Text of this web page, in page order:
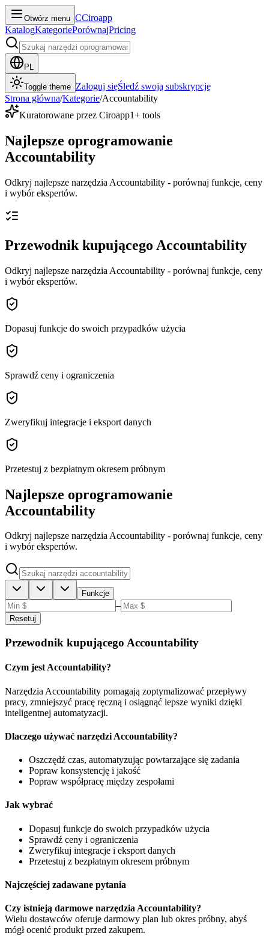
Otwórz menu CCiroapp
KatalogKategoriePorównajPricing
PL
Toggle theme Zaloguj sięŚledź swoją subskrypcję
Strona główna/Kategorie/Accountability
Kuratorowane przez Ciroapp1+ tools
Najlepsze oprogramowanie
Accountability
Odkryj najlepsze narzędzia Accountability - porównaj funkcje, ceny
i wybór ekspertów.
Przewodnik kupującego Accountability
Odkryj najlepsze narzędzia Accountability - porównaj funkcje, ceny
i wybór ekspertów.
Dopasuj funkcje do swoich przypadków użycia
Sprawdź ceny i ograniczenia
Zweryfikuj integracje i eksport danych
Przetestuj z bezpłatnym okresem próbnym
Najlepsze oprogramowanie
Accountability
Odkryj najlepsze narzędzia Accountability - porównaj funkcje, ceny
i wybór ekspertów.
Funkcje
–
Resetuj
Przewodnik kupującego Accountability
Czym jest Accountability?
Narzędzia Accountability pomagają zoptymalizować przepływy
pracy, zmniejszyć pracę ręczną i osiągnąć lepsze wyniki dzięki
inteligentnej automatyzacji.
Dlaczego używać narzędzi Accountability?
Oszczędź czas, automatyzując powtarzające się zadania
Popraw konsystencję i jakość
Popraw współpracę między zespołami
Jak wybrać
Dopasuj funkcje do swoich przypadków użycia
Sprawdź ceny i ograniczenia
Zweryfikuj integracje i eksport danych
Przetestuj z bezpłatnym okresem próbnym
Najczęściej zadawane pytania
Czy istnieją darmowe narzędzia Accountability?
Wielu dostawców oferuje darmowy plan lub okres próbny, abyś
mógł ocenić produkt przed zakupem.